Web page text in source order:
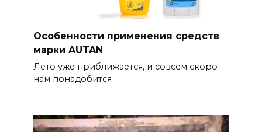
Особенности применения средств
марки AUTAN
Лето уже приближается, и совсем скоро
нам понадобится